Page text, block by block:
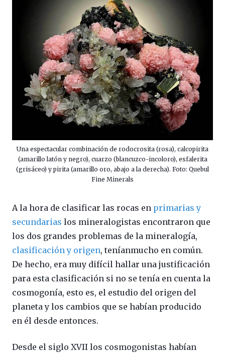
Una espectacular combinación de rodocrosita (rosa), calcopirita
(amarillo latón y negro), cuarzo (blancuzco-incoloro), esfalerita
(grisáceo) y pirita (amarillo oro, abajo a la derecha). Foto: Quebul
Fine Minerals
A la hora de clasificar las rocas en primarias y
secundarias los mineralogistas encontraron que
los dos grandes problemas de la mineralogía,
clasificación y origen, teníanmucho en común.
De hecho, era muy difícil hallar una justificación
para esta clasificación si no se tenía en cuenta la
cosmogonía, esto es, el estudio del origen del
planeta y los cambios que se habían producido
en él desde entonces.
Desde el siglo XVII los cosmogonistas habían